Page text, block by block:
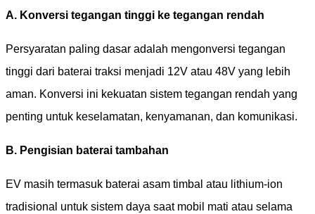
A. Konversi tegangan tinggi ke tegangan rendah
Persyaratan paling dasar adalah mengonversi tegangan
tinggi dari baterai traksi menjadi 12V atau 48V yang lebih
aman. Konversi ini kekuatan sistem tegangan rendah yang
penting untuk keselamatan, kenyamanan, dan komunikasi.
B. Pengisian baterai tambahan
EV masih termasuk baterai asam timbal atau lithium-ion
tradisional untuk sistem daya saat mobil mati atau selama